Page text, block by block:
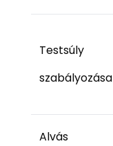
Testsúly
szabályozása
Alvás